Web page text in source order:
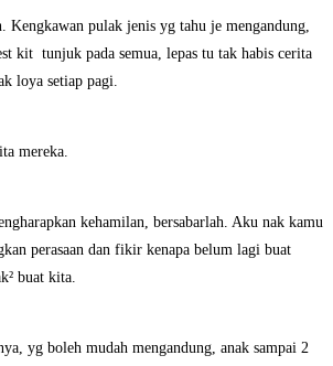
Kengkawan pulak jenis yg tahu je mengandung,
kit tunjuk pada semua, lepas tu tak habis cerita
loya setiap pagi.
mereka.
kehamilan, bersabarlah. Aku nak kamu
perasaan dan fikir kenapa belum lagi buat
buat kita.
yg boleh mudah mengandung, anak sampai 2